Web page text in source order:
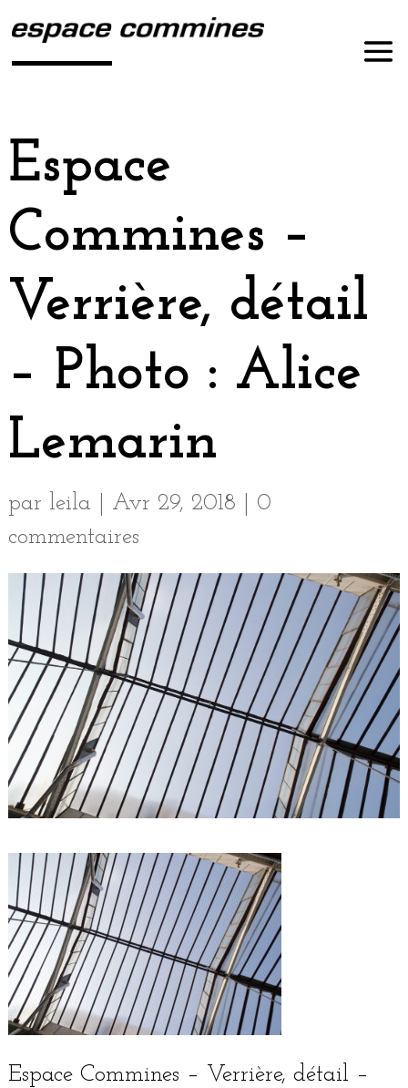
Espace
Commines –
Verrière, détail
– Photo : Alice
Lemarin
par leila Avr 29, 2018
0
commentaires
Espace Commines – Verrière, détail –